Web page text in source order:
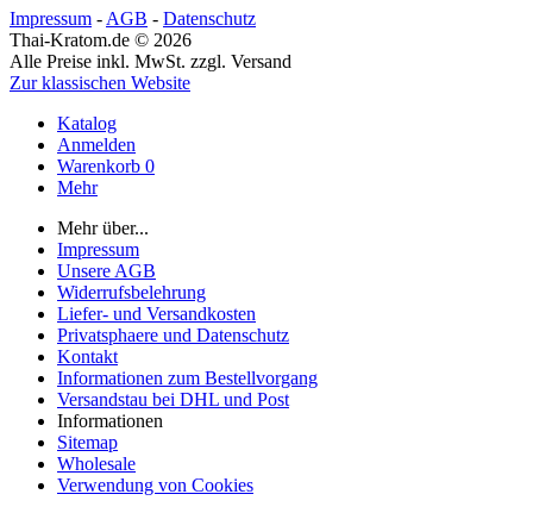
Impressum - AGB - Datenschutz
Thai-Kratom.de © 2026
Alle Preise inkl. MwSt. zzgl. Versand
Zur klassischen Website
Katalog
Anmelden
Warenkorb 0
Mehr
Mehr über...
Impressum
Unsere AGB
Widerrufsbelehrung
Liefer- und Versandkosten
Privatsphaere und Datenschutz
Kontakt
Informationen zum Bestellvorgang
Versandstau bei DHL und Post
Informationen
Sitemap
Wholesale
Verwendung von Cookies